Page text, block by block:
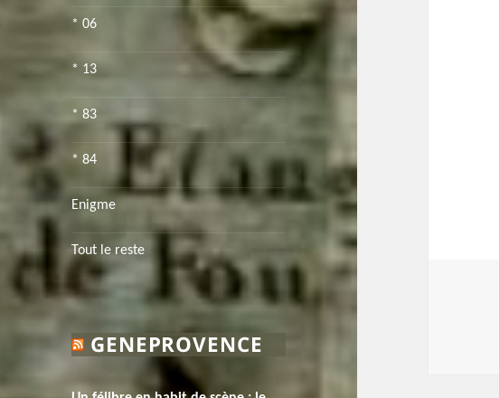
* 06
* 13
* 83
* 84
Enigme
Tout le reste
GENEPROVENCE